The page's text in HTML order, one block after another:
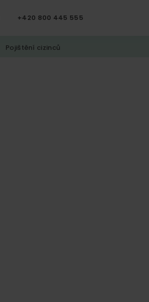
+420 800 445 555
Pojištění cizinců